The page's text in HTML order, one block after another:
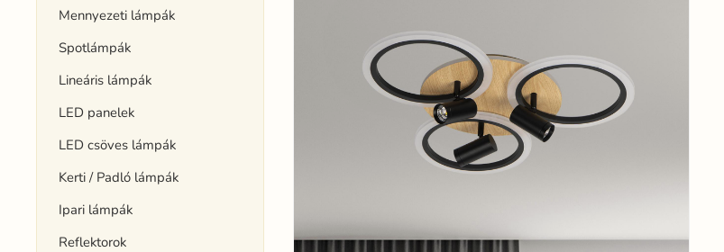
Mennyezeti lámpák
Spotlámpák
Lineáris lámpák
LED panelek
LED csöves lámpák
Kerti / Padló lámpák
Ipari lámpák
Reflektorok